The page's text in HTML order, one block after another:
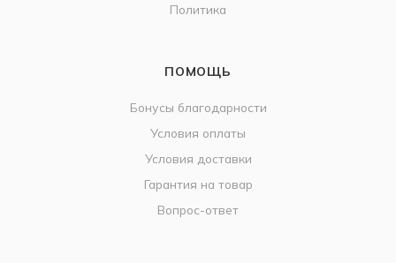
Политика
ПОМОЩЬ
Бонусы благодарности
Условия оплаты
Условия доставки
Гарантия на товар
Вопрос-ответ